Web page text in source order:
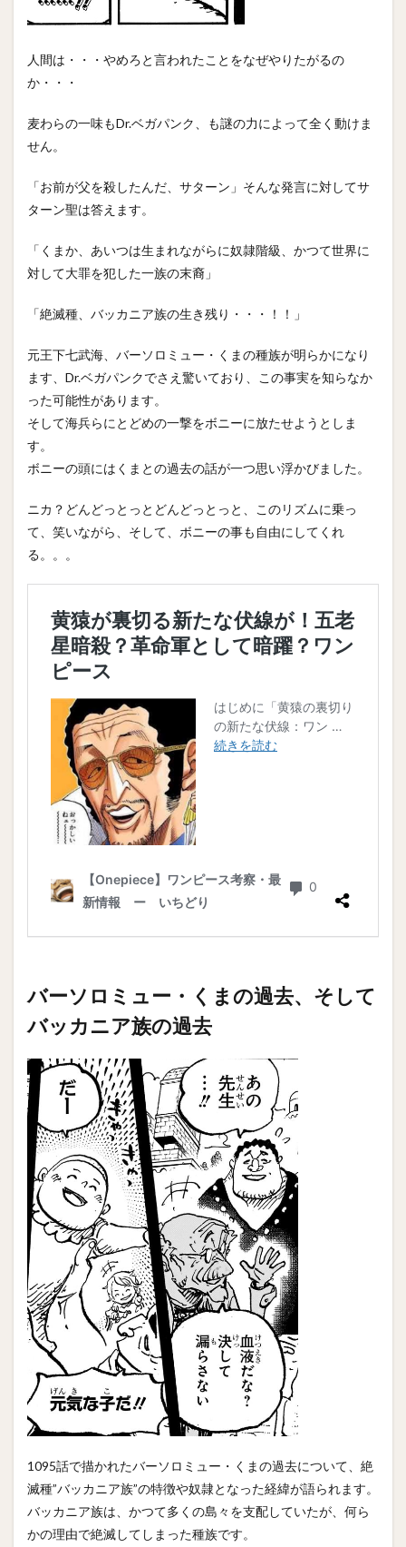
人間は・・・やめろと言われたことをなぜやりたがるの
か・・・
麦わらの一味もDr.ベガパンク、も謎の力によって全く動けま
せん。
「お前が父を殺したんだ、サターン」そんな発言に対してサ
ターン聖は答えます。
「くまか、あいつは生まれながらに奴隷階級、かつて世界に
対して大罪を犯した一族の末裔」
「絶滅種、バッカニア族の生き残り・・・！！」
元王下七武海、バーソロミュー・くまの種族が明らかになり
ます、Dr.ベガパンクでさえ驚いており、この事実を知らなか
った可能性があります。
そして海兵らにとどめの一撃をボニーに放たせようとしま
す。
ボニーの頭にはくまとの過去の話が一つ思い浮かびました。
ニカ？どんどっとっとどんどっとっと、このリズムに乗っ
て、笑いながら、そして、ボニーの事も自由にしてくれ
る。。。
バーソロミュー・くまの過去、そして
バッカニア族の過去
1095話で描かれたバーソロミュー・くまの過去について、絶
滅種”バッカニア族”の特徴や奴隷となった経緯が語られます。
バッカニア族は、かつて多くの島々を支配していたが、何ら
かの理由で絶滅してしまった種族です。